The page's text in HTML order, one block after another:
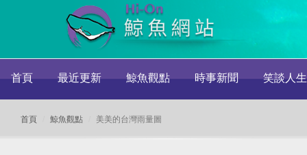
首頁 最近更新 鯨魚觀點 時事新聞 笑談人生
首頁 鯨魚觀點 美美的台灣雨量圖